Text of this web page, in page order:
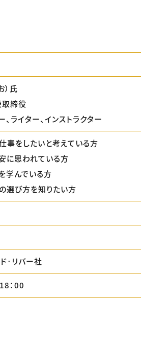
）氏
締役
、ライター、インストラクター
事をしたいと考えている方
に思われている方
学んでいる方
選び方を知りたい方
･リバー社
：00